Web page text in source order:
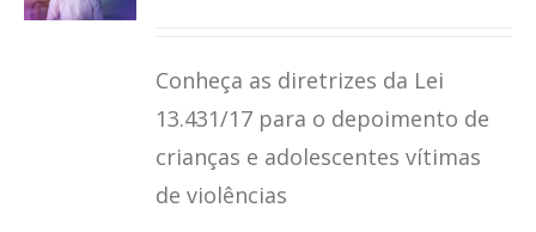
Conheça as diretrizes da Lei
13.431/17 para o depoimento de
crianças e adolescentes vítimas
de violências